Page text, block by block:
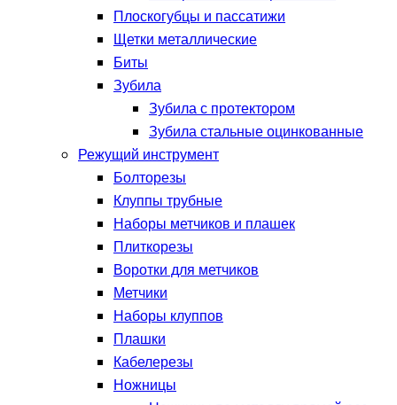
Плоскогубцы и пассатижи
Щетки металлические
Биты
Зубила
Зубила с протектором
Зубила стальные оцинкованные
Режущий инструмент
Болторезы
Клуппы трубные
Наборы метчиков и плашек
Плиткорезы
Воротки для метчиков
Метчики
Наборы клуппов
Плашки
Кабелерезы
Ножницы